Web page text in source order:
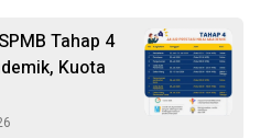
Tahap 4
Kuota